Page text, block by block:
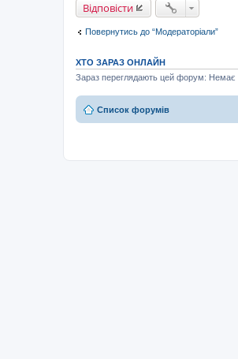
я
Відповісти
Повернутись до “Модераторіали”
ХТО ЗАРАЗ ОНЛАЙН
Зараз переглядають цей форум: Немає
Список форумів